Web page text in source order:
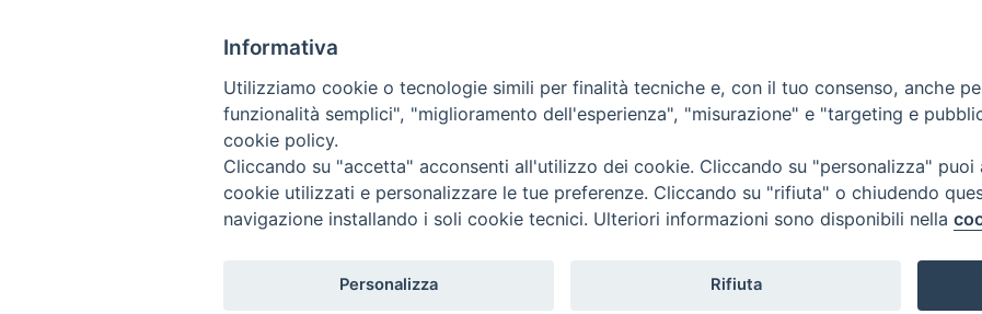
Privacy Policy Cookie Policy
Copyright © 2019 - Tutti i diritti riservati - Vita Trentina Editrice
Informativa
Utilizziamo cookie o tecnologie simili per finalità tecniche e, con il tuo consenso, anche
funzionalità semplici", "miglioramento dell'esperienza", "misurazione" e "targeting e
cookie policy.
Cliccando su "accetta" acconsenti all'utilizzo dei cookie. Cliccando su "personalizza"
cookie utilizzati e personalizzare le tue preferenze. Cliccando su "rifiuta" o chiudendo
navigazione installando i soli cookie tecnici. Ulteriori informazioni sono disponibili nella
Personalizza Rifiuta